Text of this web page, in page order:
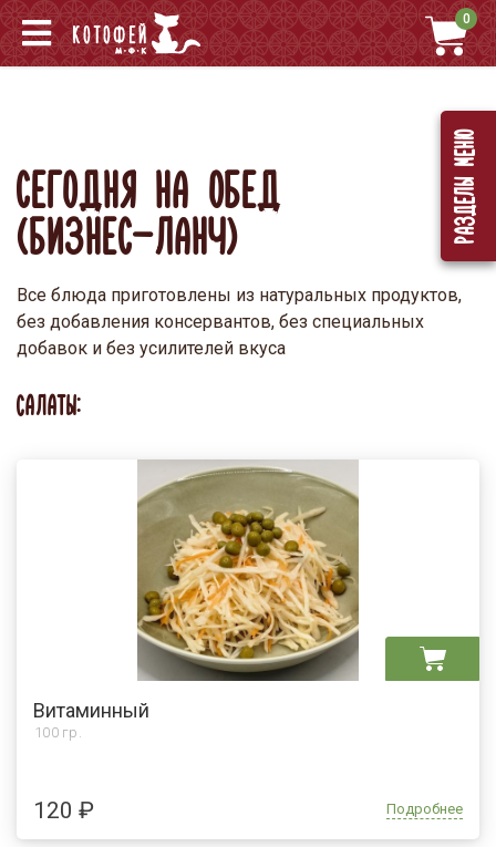
0
Разделы меню
СЕГОДНЯ НА ОБЕД
(БИЗНЕС-ЛАНЧ)
Все блюда приготовлены из натуральных продуктов,
без добавления консервантов, без специальных
добавок и без усилителей вкуса
САЛАТЫ:
Витаминный
100 гр.
120 ₽ Подробнее